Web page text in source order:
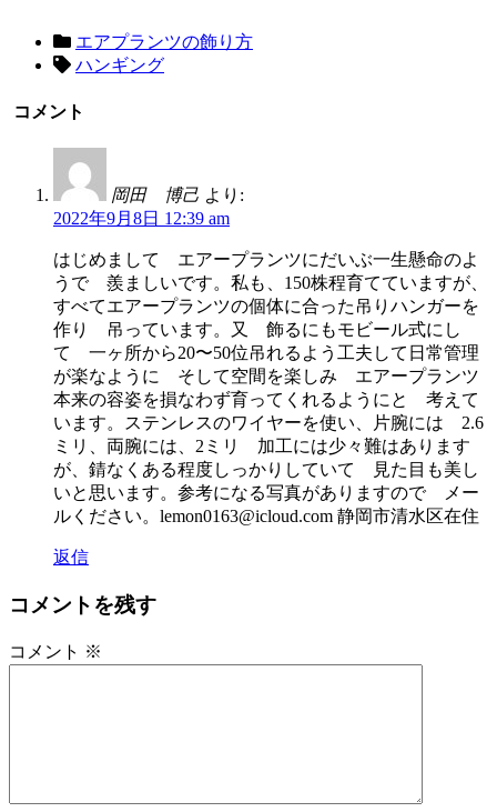
エアプランツの飾り方
ハンギング
コメント
岡田 博己 より:
2022年9月8日 12:39 am
はじめまして エアープランツにだいぶ一生懸命のよ
うで 羨ましいです。私も、150株程育てていますが、
すべてエアープランツの個体に合った吊りハンガーを
作り 吊っています。又 飾るにもモビール式にし
て 一ヶ所から20〜50位吊れるよう工夫して日常管理
が楽なように そして空間を楽しみ エアープランツ
本来の容姿を損なわず育ってくれるようにと 考えて
います。ステンレスのワイヤーを使い、片腕には 2.6
ミリ、両腕には、2ミリ 加工には少々難はあります
が、錆なくある程度しっかりしていて 見た目も美し
いと思います。参考になる写真がありますので メー
ルください。lemon0163@icloud.com 静岡市清水区在住
返信
コメントを残す
コメント ※